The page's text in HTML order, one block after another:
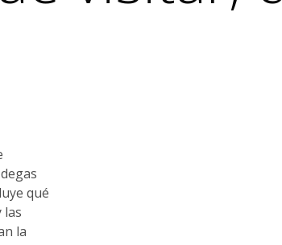
qué
las
la